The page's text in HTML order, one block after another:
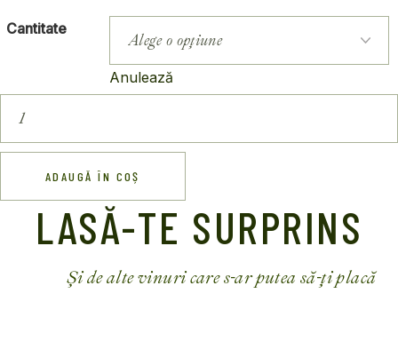
Cantitate
Anulează
Cuvée
Guy
Poix
Magnum
(roșu)
quantity
ADAUGĂ ÎN COȘ
LASĂ-TE SURPRINS
Și de alte vinuri care s-ar putea să-ți placă